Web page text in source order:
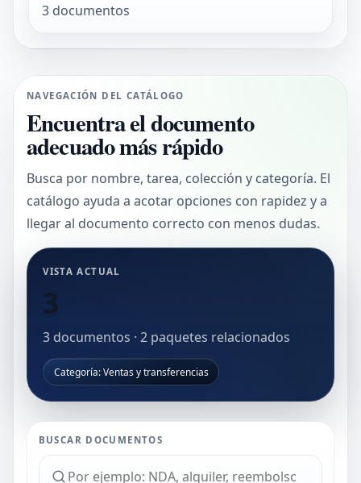
3 documentos
NAVEGACIÓN DEL CATÁLOGO
Encuentra el documento
adecuado más rápido
Busca por nombre, tarea, colección y categoría. El
catálogo ayuda a acotar opciones con rapidez y a
llegar al documento correcto con menos dudas.
VISTA ACTUAL
3
3 documentos ·2 paquetes relacionados
Categoría: Ventas y transferencias
BUSCAR DOCUMENTOS